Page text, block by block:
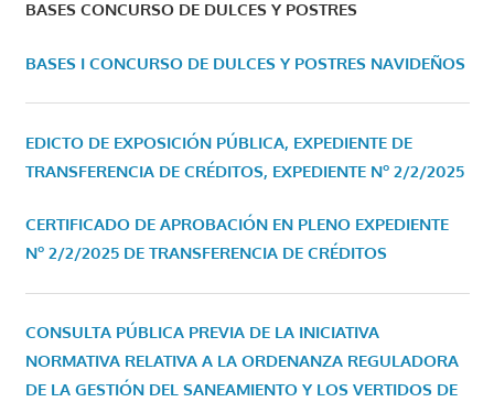
BASES CONCURSO DE DULCES Y POSTRES
BASES I CONCURSO DE DULCES Y POSTRES NAVIDEÑOS
EDICTO DE EXPOSICIÓN PÚBLICA, EXPEDIENTE DE
TRANSFERENCIA DE CRÉDITOS, EXPEDIENTE Nº 2/2/2025
CERTIFICADO DE APROBACIÓN EN PLENO EXPEDIENTE
Nº 2/2/2025 DE TRANSFERENCIA DE CRÉDITOS
CONSULTA PÚBLICA PREVIA DE LA INICIATIVA
NORMATIVA RELATIVA A LA ORDENANZA REGULADORA
DE LA GESTIÓN DEL SANEAMIENTO Y LOS VERTIDOS DE